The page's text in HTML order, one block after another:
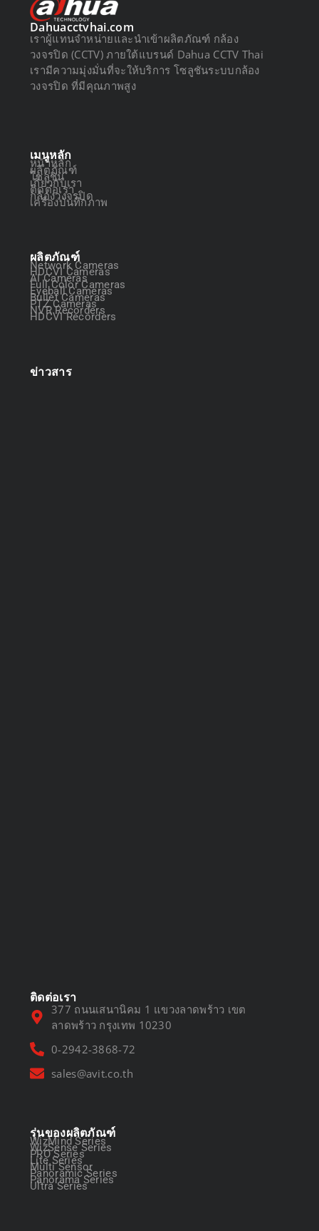
Dahuacctvhai.com
เราผู้แทนจำหน่ายและนำเข้าผลิตภัณฑ์ กล้อง
วงจรปิด (CCTV) ภายใต้แบรนด์ Dahua CCTV Thai
เรามีความมุ่งมั่นที่จะให้บริการ โซลูชันระบบกล้อง
วงจรปิด ที่มีคุณภาพสูง
เมนูหลัก
หน้าหลัก
ผลิตภัณฑ์
โซลูชัน
เกี่ยวกับเรา
ติดต่อเรา
กล้องวงจรปิด
เครื่องบันทึกภาพ
ผลิตภัณฑ์
Network Cameras
HDCVI Cameras
AI Cameras
Full Color Cameras
Eyeball Cameras
Bullet Cameras
PTZ Cameras
NVR Recorders
HDCVI Recorders
ข่าวสาร
ติดต่อเรา
377 ถนนเสนานิคม 1 แขวงลาดพร้าว เขต
ลาดพร้าว กรุงเทพ 10230
0-2942-3868-72
sales@avit.co.th
รุ่นของผลิตภัณฑ์
WizMind Series
WizSense Series
PRO Series
Lite Series
Multi Sensor
Panoramic Series
Panorama Series
Ultra Series